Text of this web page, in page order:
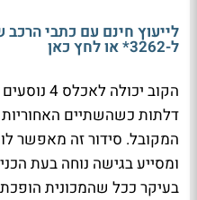
לייעוץ חינם עם כתבי הרכב
ל-3262* או לחץ כאן
דלתות כשהשתיים האחוריות
ומסייע בגישה נוחה בעת
בעיקר ככל שהמכונית